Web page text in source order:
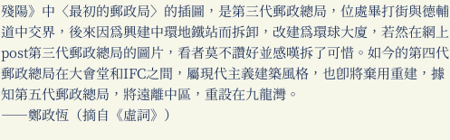
殘陽》中〈最初的郵政局〉的插圖，是第三代郵政總局，位處畢打街與德輔
道中交界，後來因為興建中環地鐵站而拆卸，改建為環球大廈，若然在網上
post第三代郵政總局的圖片，看者莫不讚好並感嘆拆了可惜。如今的第四代
郵政總局在大會堂和IFC之間，屬現代主義建築風格，也即將棄用重建，據
知第五代郵政總局，將遠離中區，重設在九龍灣。
──鄭政恆（摘自《虛詞》）